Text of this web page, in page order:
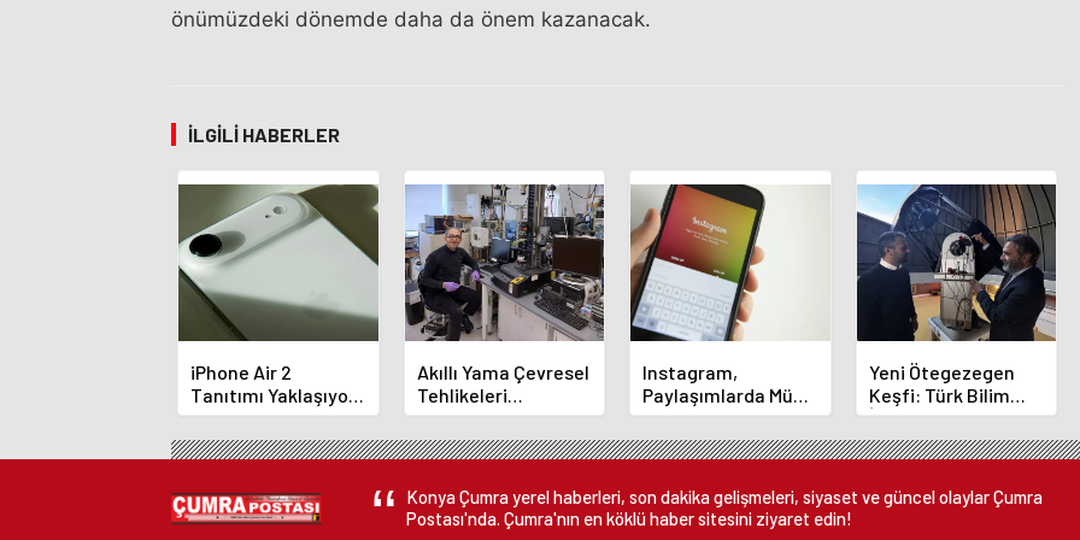
önümüzdeki dönemde daha da önem kazanacak.
İLGILI HABERLER
iPhone Air 2
Tanıtımı Yaklaşıyor:
5 Devrimsel Yenilik!
Akıllı Yama Çevresel
Tehlikeleri
Titreşimle Bildiriyor
Instagram,
Paylaşımlarda Müzik
Değiştirme
Özelliğini Başlatıyor
Yeni Ötegezegen
Keşfi: Türk Bilim
İnsanının Başarısı
Konya Çumra yerel haberleri, son dakika gelişmeleri, siyaset ve güncel olaylar Çumra
Postası'nda. Çumra'nın en köklü haber sitesini ziyaret edin!